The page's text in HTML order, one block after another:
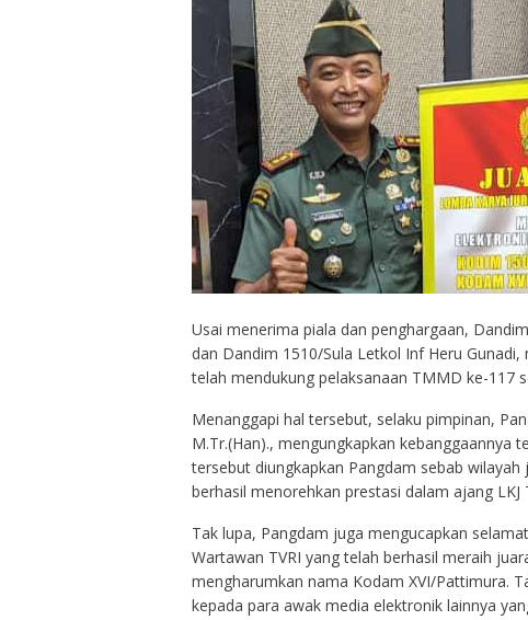
Usai menerima piala dan penghargaan,
dan Dandim 1510/Sula Letkol Inf Heru
telah mendukung pelaksanaan TMMD ke-117
Menanggapi hal tersebut, selaku pimpinan,
M.Tr.(Han)., mengungkapkan kebanggaannya
tersebut diungkapkan Pangdam sebab
berhasil menorehkan prestasi dalam ajang LKJ
Tak lupa, Pangdam juga mengucapkan
Wartawan TVRI yang telah berhasil meraih
mengharumkan nama Kodam XVI/Pattimura.
kepada para awak media elektronik lainnya